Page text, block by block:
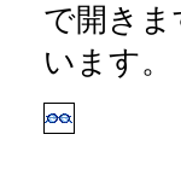
で開き
います。